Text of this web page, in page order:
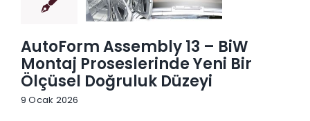
AutoForm Assembly 13 – BiW
Montaj Proseslerinde Yeni Bir
Ölçüsel Doğruluk Düzeyi
9 Ocak 2026